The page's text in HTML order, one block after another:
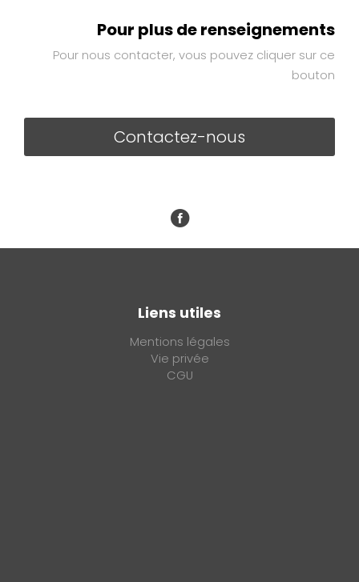
Pour plus de renseignements
Pour nous contacter, vous pouvez cliquer sur ce
bouton
Contactez-nous
Liens utiles
Mentions légales
Vie privée
CGU